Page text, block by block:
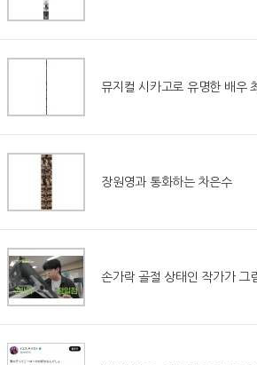
뮤지컬 시카고로 유명한 배우
장원영과 통화하는 차은수
손가락 골절 상태인 작가가 그